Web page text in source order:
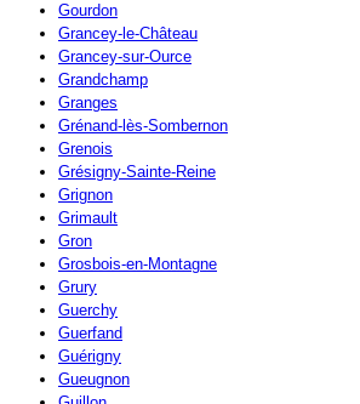
Gourdon
Grancey-le-Château
Grancey-sur-Ource
Grandchamp
Granges
Grénand-lès-Sombernon
Grenois
Grésigny-Sainte-Reine
Grignon
Grimault
Gron
Grosbois-en-Montagne
Grury
Guerchy
Guerfand
Guérigny
Gueugnon